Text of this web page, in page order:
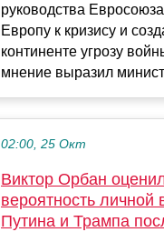
руководства
Европу к кризису и
континенте угрозу
мнение выразил
02:00, 25 Окт
Виктор Орбан
вероятность личной
Путина и Трампа